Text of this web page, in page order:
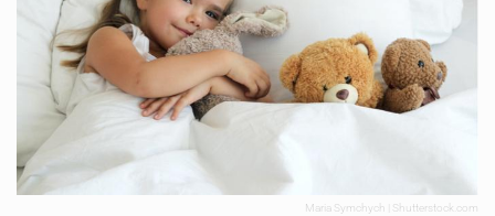
Maria Symchych | Shutterstock.com